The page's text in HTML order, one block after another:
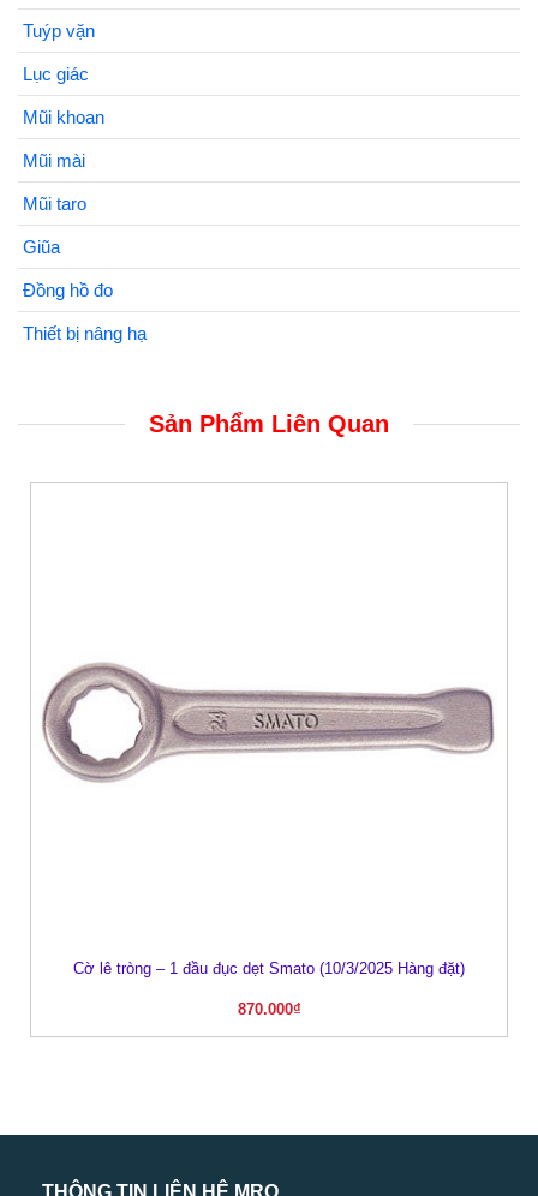
Tuýp vặn
Lục giác
Mũi khoan
Mũi mài
Mũi taro
Giũa
Đồng hồ đo
Thiết bị nâng hạ
Sản Phẩm Liên Quan
Cờ lê tròng – 1 đầu đục dẹt Smato (10/3/2025 Hàng đặt)
870.000₫